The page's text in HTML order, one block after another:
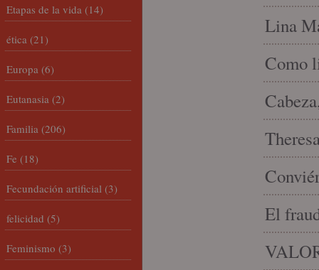
Lina
Como
El
Etapas de la vida (14)
ética (21)
Europa (6)
Eutanasia (2)
Familia (206)
Fe (18)
Fecundación artificial (3)
felicidad (5)
Feminismo (3)